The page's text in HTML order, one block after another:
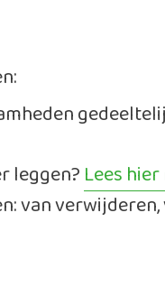
leggen?Lees
van